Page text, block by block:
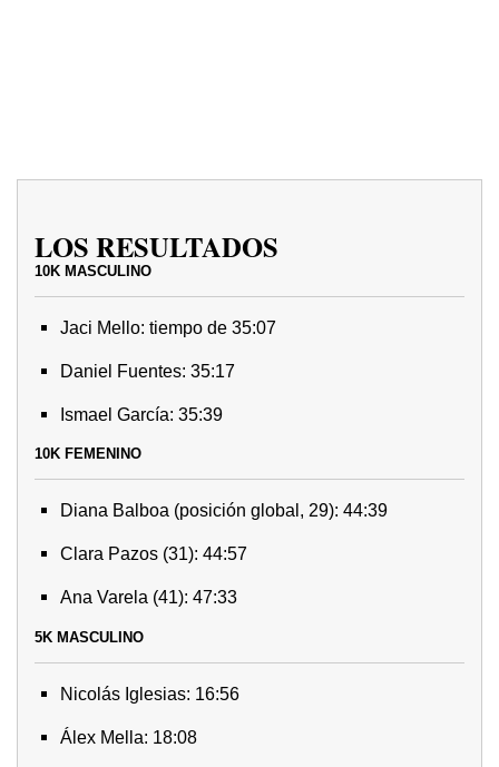
LOS RESULTADOS
10K MASCULINO
Jaci Mello: tiempo de 35:07
Daniel Fuentes: 35:17
Ismael García: 35:39
10K FEMENINO
Diana Balboa (posición global, 29): 44:39
Clara Pazos (31): 44:57
Ana Varela (41): 47:33
5K MASCULINO
Nicolás Iglesias: 16:56
Álex Mella: 18:08